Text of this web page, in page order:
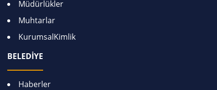
Müdürlükler
Muhtarlar
KurumsalKimlik
BELEDİYE
Haberler